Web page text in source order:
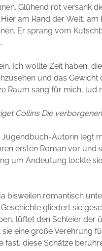
Glühend rot versank
am Rand der Welt,
Er sprang vom
Ich wollte Zeit haben,
und das Gewicht
Raum sang für mich, lud
Collins Die
Jugendbuch-Autorin legt
ersten Roman vor und
um Andeutung lockte
bisweilen romantisch
gliedert sie
lüftet den Schleier der
eine große Verehrung
diese Schätze